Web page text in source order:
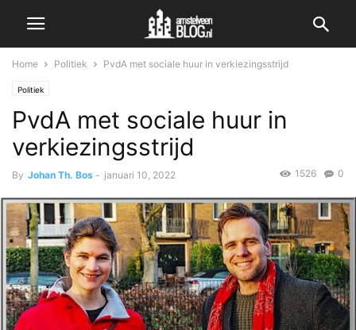
Home Politiek PvdA met sociale huur in verkiezingsstrijd
Politiek
PvdA met sociale huur in
verkiezingsstrijd
By Johan Th. Bos - januari 10, 2022 0
1526